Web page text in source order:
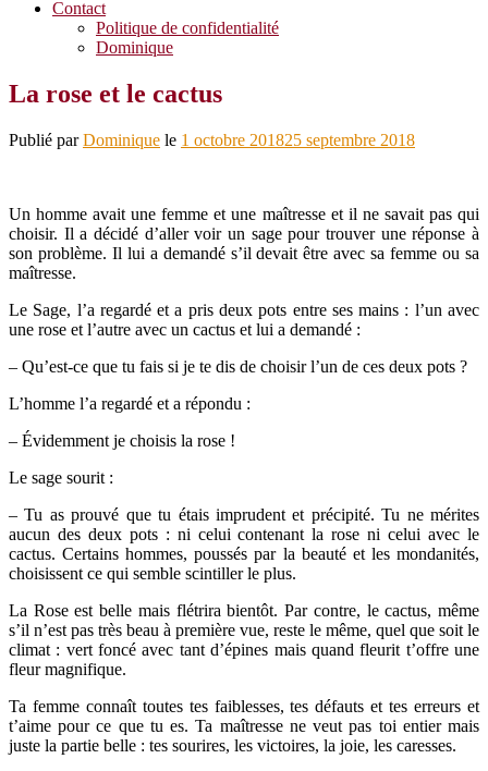
Contact
Politique de confidentialité
Dominique
La rose et le cactus
Publié parDominique le 1 octobre 201825 septembre 2018
Un homme avait une femme et une maîtresse et il ne savait pas qui
choisir. Il a décidé d’aller voir un sage pour trouver une réponse à
son problème. Il lui a demandé s’il devait être avec sa femme ou sa
maîtresse.
Le Sage, l’a regardé et a pris deux pots entre ses mains : l’un avec
une rose et l’autre avec un cactus et lui a demandé :
– Qu’est-ce que tu fais si je te dis de choisir l’un de ces deux pots ?
L’homme l’a regardé et a répondu :
– Évidemment je choisis la rose !
Le sage sourit :
– Tu as prouvé que tu étais imprudent et précipité. Tu ne mérites
aucun des deux pots : ni celui contenant la rose ni celui avec le
cactus. Certains hommes, poussés par la beauté et les mondanités,
choisissent ce qui semble scintiller le plus.
La Rose est belle mais flétrira bientôt. Par contre, le cactus, même
s’il n’est pas très beau à première vue, reste le même, quel que soit le
climat : vert foncé avec tant d’épines mais quand fleurit t’offre une
fleur magnifique.
Ta femme connaît toutes tes faiblesses, tes défauts et tes erreurs et
t’aime pour ce que tu es. Ta maîtresse ne veut pas toi entier mais
juste la partie belle : tes sourires, les victoires, la joie, les caresses.